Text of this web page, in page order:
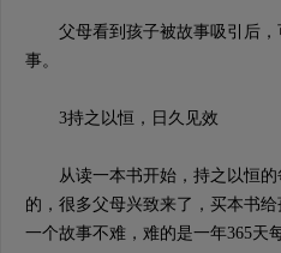
父母看到孩子被故事吸引后，
事。
3持之以恒，日久见效
从读一本书开始，持之以恒的
的，很多父母兴致来了，买本书
一个故事不难，难的是一年365天